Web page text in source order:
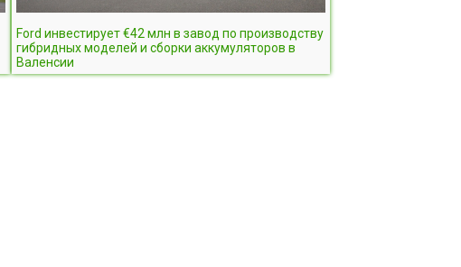
Ford инвестирует €42 млн в завод по производству
гибридных моделей и сборки аккумуляторов в
Валенсии